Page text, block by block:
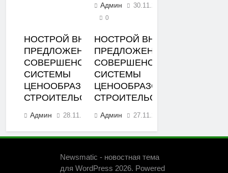
Админ 30.11.2023
0
НОСТРОЙ ВНЕС
ПРЕДЛОЖЕНИЯ ПО
СОВЕРШЕНСТВОВАНИЮ
СИСТЕМЫ
ЦЕНООБРАЗОВАНИЯ В
СТРОИТЕЛЬСТВЕ
Админ 28.11.2023 0
НОСТРОЙ ВНЕС
ПРЕДЛОЖЕНИЯ ПО
СОВЕРШЕНСТВОВАНИЮ
СИСТЕМЫ
ЦЕНООБРАЗОВАНИЯ В
СТРОИТЕЛЬСТВЕ
Админ 27.11.2023
Newsmatic - новостная тема
для WordPress 2026. Powered